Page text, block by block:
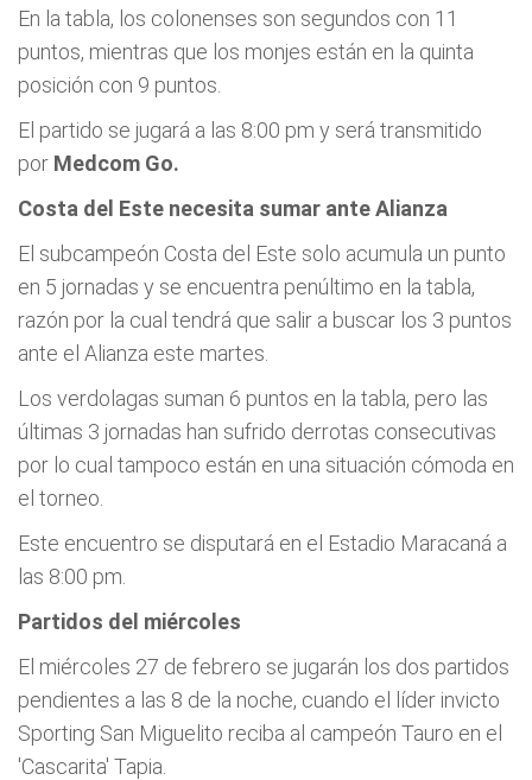
En la tabla, los colonenses son segundos con 11
puntos, mientras que los monjes están en la quinta
posición con 9 puntos.
El partido se jugará a las 8:00 pm y será transmitido
por Medcom Go.
Costa del Este necesita sumar ante Alianza
El subcampeón Costa del Este solo acumula un punto
en 5 jornadas y se encuentra penúltimo en la tabla,
razón por la cual tendrá que salir a buscar los 3 puntos
ante el Alianza este martes.
Los verdolagas suman 6 puntos en la tabla, pero las
últimas 3 jornadas han sufrido derrotas consecutivas
por lo cual tampoco están en una situación cómoda en
el torneo.
Este encuentro se disputará en el Estadio Maracaná a
las 8:00 pm.
Partidos del miércoles
El miércoles 27 de febrero se jugarán los dos partidos
pendientes a las 8 de la noche, cuando el líder invicto
Sporting San Miguelito reciba al campeón Tauro en el
'Cascarita' Tapia.